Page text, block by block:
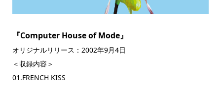
『Computer House of Mode』
オリジナルリリース：2002年9月4日
＜収録内容＞
01.FRENCH KISS